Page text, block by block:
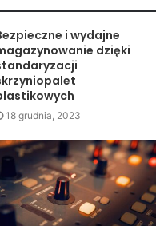
dostępne
wykładzin dla służby
m.in. materiałem, z
winylowe, które
Coraz
się również
tylko ekologiczne, ale
i wydajne
dzięki
18 grudnia, 2023